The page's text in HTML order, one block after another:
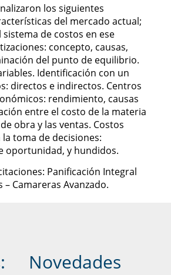
los siguientes
del mercado actual;
de costos en ese
concepto, causas,
del punto de equilibrio.
Identificación con un
directos e indirectos. Centros
rendimiento, causas
entre el costo de la materia
obra y las ventas. Costos
toma de decisiones:
oportunidad, y hundidos.
Panificación Integral
– Camareras Avanzado.
Novedades